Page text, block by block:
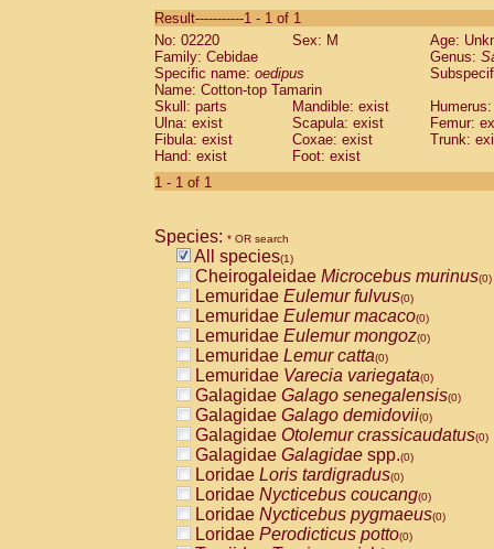
CebidaeSaguinus labiatus(0)
Cebidae Saguinus leucopus (0)
Cebidae
CebidaeSaguinus mystax
Cebidae Saguinus nigricollis (0)
Cebidae Saguinus oedipus
Cebidae Saguinus weddelli
Cebidae Saguinusspp.
Cebidae
CebidaeCebus capucinus
CebidaeCebus nigrivittatus
CebidaeCebus spp.(0)
CebidaeSaimiri boliviensis(0)
CebidaeSaimiri sciureus(0)
AtelidaeAlouatta caraya(0)
AtelidaeAlouatta fusca(0)
AtelidaeAlouatta seniculus(0)
AtelidaeAlouattaspp.(0)
AtelidaeAteles belzebuth(0)
AtelidaeAteles geoffroyi(0)
AtelidaeAteles paniscus(0)
AtelidaeAtelesspp.(0)
AtelidaeLagothrix lagothricha(0)
AtelidaeLagothrix lagothricha cana
PitheciidaeCacajao calvus
Result-----------1 - 1 of 1
No: 02220
Sex: M
Age:
Family: Cebidae
Genus:
Specific name: oedipus
Name: Cotton-top Tamarin
Skull: parts
Mandible: exist
Ulna: exist
Scapula: exist
Femur:
Fibula: exist
Coxae: exist
Trunk:
Hand: exist
Foot: exist
1 - 1 of 1
Species: * OR search
All species(1)
Cheirogaleidae Microcebus murinus(0)
Lemuridae Eulemur fulvus(0)
Lemuridae Eulemur macaco(0)
Lemuridae Eulemur mongoz(0)
Lemuridae Lemur catta(0)
Lemuridae Varecia variegata(0)
Galagidae Galago senegalensis(0)
Galagidae Galago demidovii(0)
Galagidae Otolemur crassicaudatus(0)
Galagidae Galagidae spp.(0)
Loridae Loris tardigradus(0)
Loridae Nycticebus coucang(0)
Loridae Nycticebus pygmaeus(0)
Loridae Perodicticus potto(0)